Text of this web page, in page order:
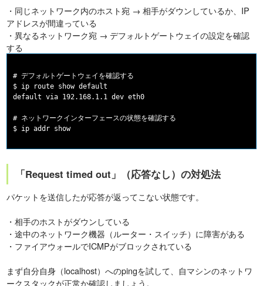
・同じネットワーク内のホスト宛 → 相手がダウンしているか、IP
アドレスが間違っている
・異なるネットワーク宛 → デフォルトゲートウェイの設定を確認
する
# デフォルトゲートウェイを確認する
$ ip route show default
default via 192.168.1.1 dev eth0
# ネットワークインターフェースの状態を確認する
$ ip addr show
「Request timed out」（応答なし）の対処法
パケットを送信したが応答が返ってこない状態です。
・相手のホストがダウンしている
・途中のネットワーク機器（ルーター・スイッチ）に障害がある
・ファイアウォールでICMPがブロックされている
まず自分自身（localhost）へのpingを試して、自マシンのネットワ
ークスタックが正常か確認しましょう。